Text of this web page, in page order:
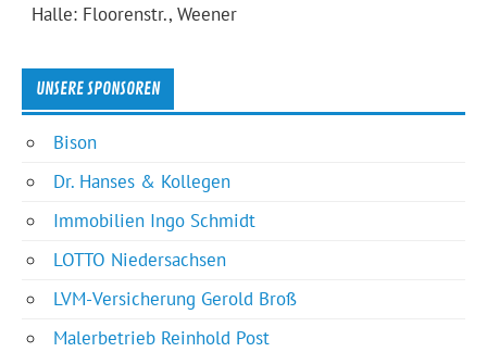
Halle: Floorenstr., Weener
UNSERE SPONSOREN
Bison
Dr. Hanses & Kollegen
Immobilien Ingo Schmidt
LOTTO Niedersachsen
LVM-Versicherung Gerold Broß
Malerbetrieb Reinhold Post